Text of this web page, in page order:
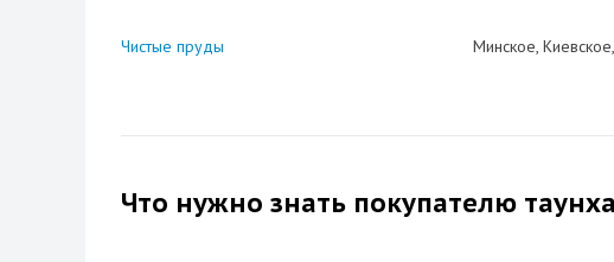
Чистые пруды Минское Киевское
Что нужно знать покупателю